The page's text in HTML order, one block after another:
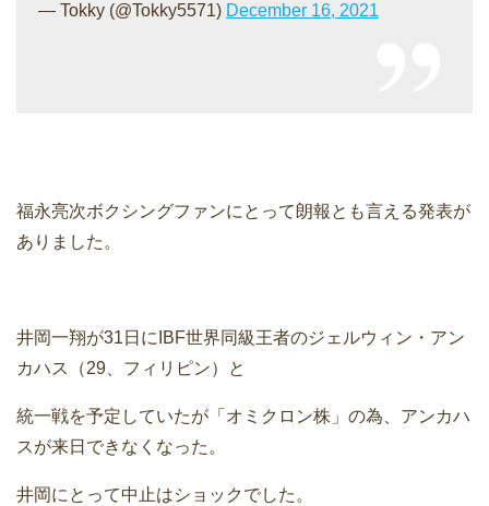
— Tokky (@Tokky5571) December 16, 2021
福永亮次ボクシングファンにとって朗報とも言える発表が
ありました。
井岡一翔が31日にIBF世界同級王者のジェルウィン・アン
カハス（29、フィリピン）と
統一戦を予定していたが「オミクロン株」の為、アンカハ
スが来日できなくなった。
井岡にとって中止はショックでした。